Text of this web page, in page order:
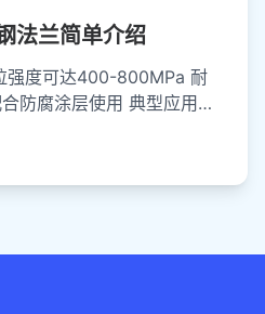
法兰‌简单介绍
强度可达400-800MPa 耐
防腐涂层使用 典型应用场